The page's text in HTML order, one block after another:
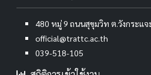
480 หมู่ 9 ถนนสุขุมวิท ต.วังกระแจ
official@trattc.ac.th
039-518-105